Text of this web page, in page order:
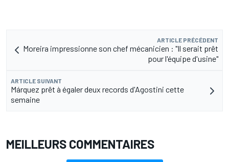
ARTICLE PRÉCÉDENT
Moreira impressionne son chef mécanicien : "Il serait prêt
pour l'équipe d'usine"
ARTICLE SUIVANT
Márquez prêt à égaler deux records d'Agostini cette
semaine
MEILLEURS COMMENTAIRES